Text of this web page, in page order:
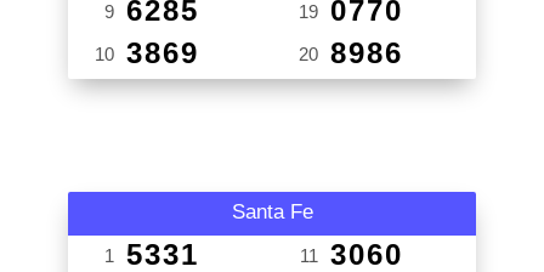
9 6285
10 3869
19 0770
20 8986
Santa Fe
1 5331 11 3060